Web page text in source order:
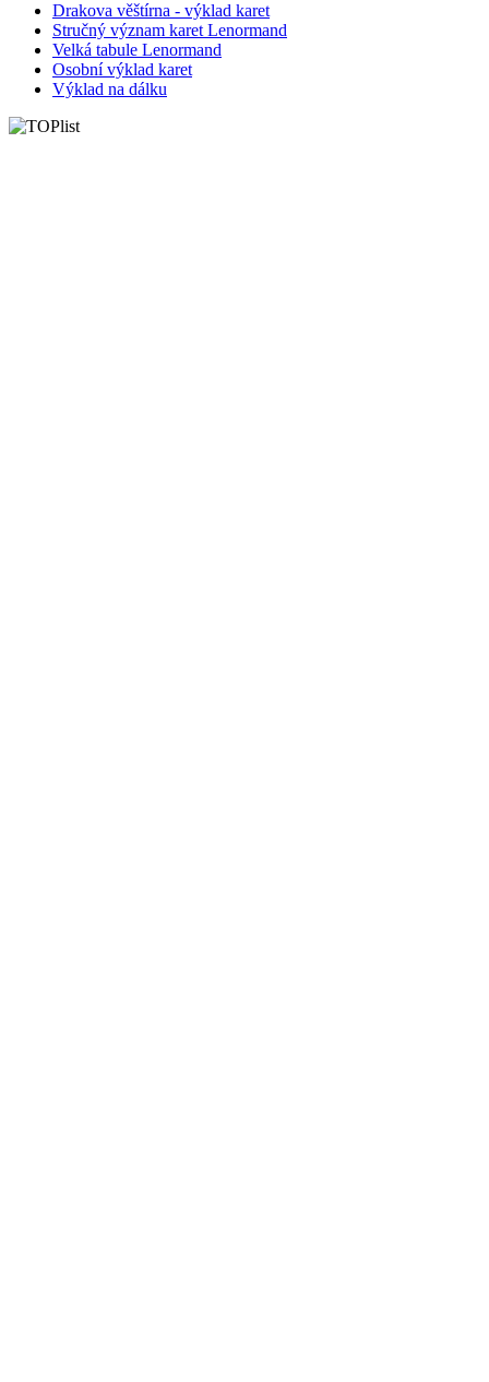
Drakova věštírna - výklad karet
Stručný význam karet Lenormand
Velká tabule Lenormand
Osobní výklad karet
Výklad na dálku